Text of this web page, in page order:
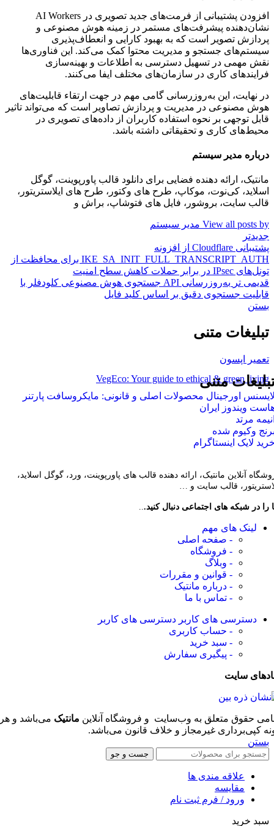
افزودن پشتیبانی از فرمت‌های جدید تصویری در AI Workers
نشان‌دهنده پیشرفت‌های مستمر در زمینه هوش مصنوعی و
پردازش تصویر است که به بهبود کارایی و انعطاف‌پذیری
سیستم‌های جستجو و مدیریت محتوا کمک می‌کند. این فناوری‌ها
نقش مهمی در تسهیل دسترسی به اطلاعات و بهینه‌سازی
فرایندهای کاری در سازمان‌های مختلف ایفا می‌کنند.
در نهایت، این به‌روزرسانی گامی مهم در جهت ارتقاء قابلیت‌های
هوش مصنوعی در مدیریت و پردازش تصاویر است که می‌تواند تاثیر
قابل توجهی بر نحوه استفاده کاربران از داده‌های تصویری در
محیط‌های کاری و تحقیقاتی داشته باشد.
درباره مدیر سیستم
مانتیک، ارائه دهنده فضایی برای دانلود قالب پاورپوینت، گوگل
اسلاید، کی‌نوت، موکاپ، طرح های وکتور، طرح های ایلاستریتور،
قالب سایت، بروشور، فایل های فتوشاپ، براش و
View all posts by مدیر سیستم
جدیدتر
پشتیبانی Cloudflare از افزونه
IKE_SA_INIT_FULL_TRANSCRIPT_AUTH برای محافظت از
تونل‌های IPsec در برابر حملات کاهش سطح امنیت
قدیمی تر
به‌روزرسانی API جستجوی هوش مصنوعی کلودفلر با
قابلیت جستجوی دقیق بر اساس کلید فایل
بستن
تبلیغات متنی
تعمیر اپسون
VegEco: Your guide to ethical & green living
متنی
اورجینال محصولات اصلی و قانونی: مایکروسافت پارتنر
ویندوز ایران
مرتد
وکیوم شده
لایک اینستاگرام
آنلاین مانتیک، ارائه دهنده قالب های پاورپوینت، ورد، گوگل اسلاید،
قالب سایت و …
را در شبکه های اجتماعی دنبال کنید...
لینک های مهم
- صفحه اصلی
- فروشگاه
- وبلاگ
- قوانین و مقررات
- درباره مانتیک
- تماس با ما
دسترسی های کاربر دسترسی های کاربر
- حساب کاربری
- سبد خرید
- پیگیری سفارش
سایت
حقوق متعلق به وب‌سایت و فروشگاه‌ آنلاین مانتیک می‌باشد و هر
کپی‌برداری غیرمجاز و خلاف قانون می‌باشد.
بستن
جست و جو
علاقه مندی ها
مقایسه
ورود / فرم ثبت نام
سبد خرید